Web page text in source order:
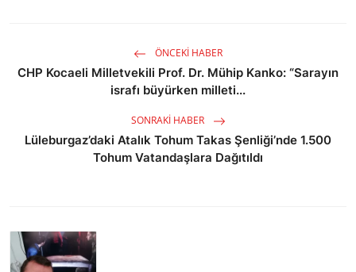
ÖNCEKI HABER
CHP Kocaeli Milletvekili Prof. Dr. Mühip Kanko: “Sarayın
israfı büyürken milleti...
SONRAKI HABER
Lüleburgaz’daki Atalık Tohum Takas Şenliği’nde 1.500
Tohum Vatandaşlara Dağıtıldı